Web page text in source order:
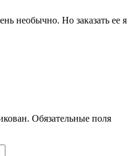
необычно. Но заказать ее я
Обязательные поля